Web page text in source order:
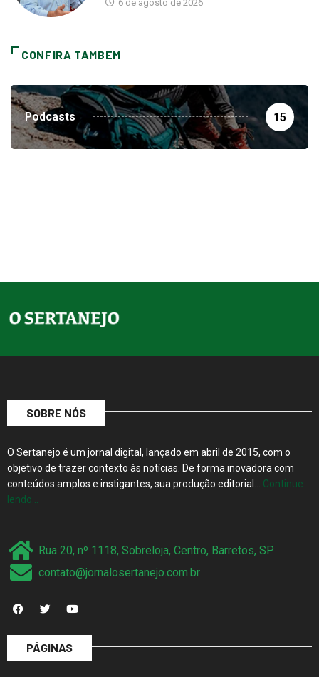
6 de agosto de 2026
CONFIRA TAMBEM
Podcasts 15
SOBRE NÓS
O Sertanejo é um jornal digital, lançado em abril de 2015, com o
objetivo de trazer contexto às notícias. De forma inovadora com
conteúdos amplos e instigantes, sua produção editorial… Continue
lendo…
Rua 20, nº 1118, Sobreloja, Centro, Barretos, SP
contato@jornalosertanejo.com.br
PÁGINAS